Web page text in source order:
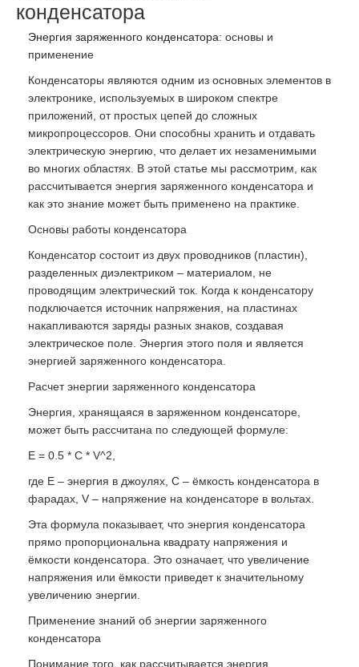
конденсатора
Энергия заряженного конденсатора: основы и
применение
Конденсаторы являются одним из основных элементов в
электронике, используемых в широком спектре
приложений, от простых цепей до сложных
микропроцессоров. Они способны хранить и отдавать
электрическую энергию, что делает их незаменимыми
во многих областях. В этой статье мы рассмотрим, как
рассчитывается энергия заряженного конденсатора и
как это знание может быть применено на практике.
Основы работы конденсатора
Конденсатор состоит из двух проводников (пластин),
разделенных диэлектриком – материалом, не
проводящим электрический ток. Когда к конденсатору
подключается источник напряжения, на пластинах
накапливаются заряды разных знаков, создавая
электрическое поле. Энергия этого поля и является
энергией заряженного конденсатора.
Расчет энергии заряженного конденсатора
Энергия, хранящаяся в заряженном конденсаторе,
может быть рассчитана по следующей формуле:
E = 0.5 * C * V^2,
где E – энергия в джоулях, C – ёмкость конденсатора в
фарадах, V – напряжение на конденсаторе в вольтах.
Эта формула показывает, что энергия конденсатора
прямо пропорциональна квадрату напряжения и
ёмкости конденсатора. Это означает, что увеличение
напряжения или ёмкости приведет к значительному
увеличению энергии.
Применение знаний об энергии заряженного
конденсатора
Понимание того, как рассчитывается энергия